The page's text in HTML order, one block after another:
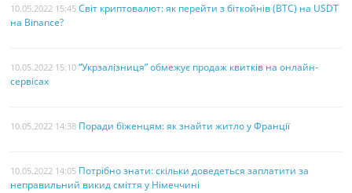
10.05.2022 15:45 Світ криптовалют: як перейти з біткойнів (BTC) на USDT
на Binance?
10.05.2022 15:10 “Укрзалізниця” обмежує продаж квитків на онлайн-
сервісах
10.05.2022 14:38 Поради біженцям: як знайти житло у Франції
10.05.2022 14:05 Потрібно знати: скільки доведеться заплатити за
неправильний викид сміття у Німеччині